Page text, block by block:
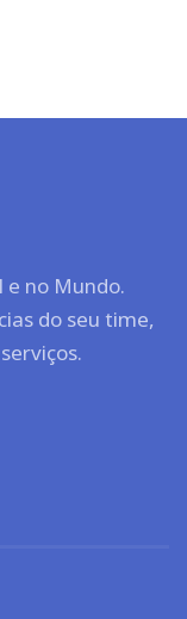
e no Mundo.
do seu time,